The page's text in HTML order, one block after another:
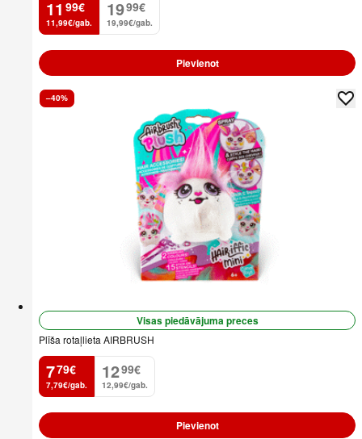
11
. 99€
11,99€/gab.
19
. 99€
19,99€/gab.
Pievienot
–40%
Visas piedāvājuma preces
Plīša rotaļlieta AIRBRUSH
7
. 79€
7,79€/gab.
12
. 99€
12,99€/gab.
Pievienot